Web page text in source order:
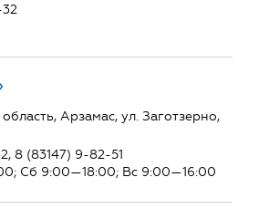
Арзамас, ул. Заготзерно,
8 (83147) 9-82-51
Сб 9:00—18:00; Вс 9:00—16:00